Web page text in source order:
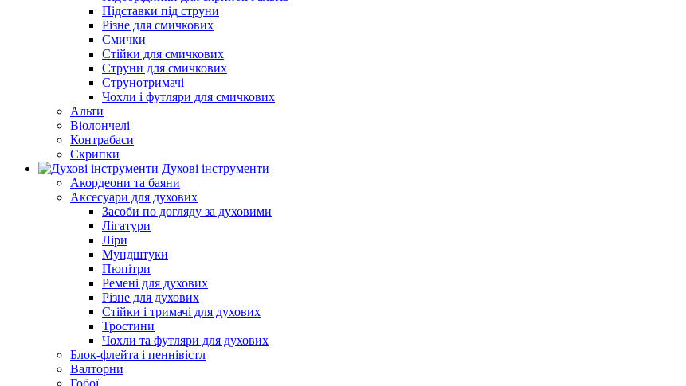
Підставки під струни
Різне для смичкових
Смички
Стійки для смичкових
Струни для смичкових
Струнотримачі
Чохли і футляри для смичкових
Альти
Віолончелі
Контрабаси
Скрипки
Духові інструменти
Акордеони та баяни
Аксесуари для духових
Засоби по догляду за духовими
Лігатури
Ліри
Мундштуки
Пюпітри
Ремені для духових
Різне для духових
Стійки і тримачі для духових
Тростини
Чохли та футляри для духових
Блок-флейта і пеннівістл
Валторни
Гобої